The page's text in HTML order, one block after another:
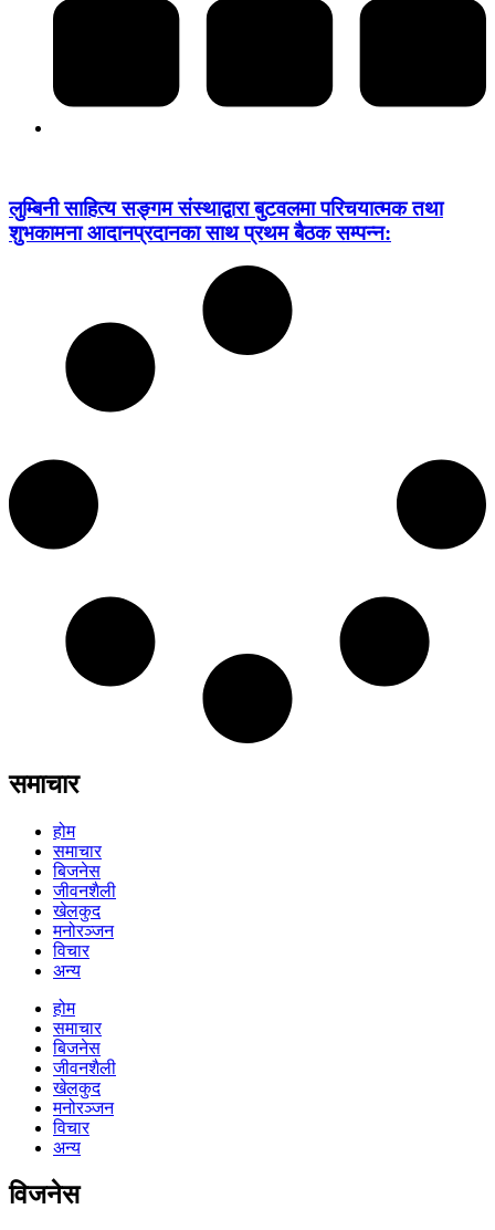
लुम्बिनी साहित्य सङ्गम संस्थाद्वारा बुटवलमा परिचयात्मक तथा
शुभकामना आदानप्रदानका साथ प्रथम बैठक सम्पन्न:
समाचार
होम
समाचार
बिजनेस
जीवनशैली
खेलकुद
मनोरञ्जन
विचार
अन्य
होम
समाचार
बिजनेस
जीवनशैली
खेलकुद
मनोरञ्जन
विचार
अन्य
विजनेस